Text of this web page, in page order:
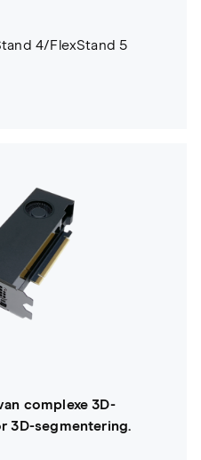
4/FlexStand 5
complexe 3D-
3D-segmentering.